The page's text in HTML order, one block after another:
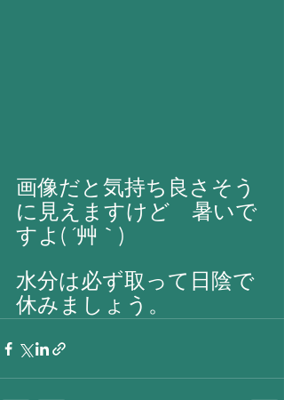
画像だと気持ち良さそう
に見えますけど　暑いで
すよ( ´艸｀)
水分は必ず取って日陰で
休みましょう。